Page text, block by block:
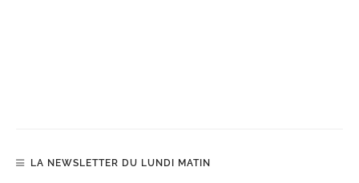
LA NEWSLETTER DU LUNDI MATIN